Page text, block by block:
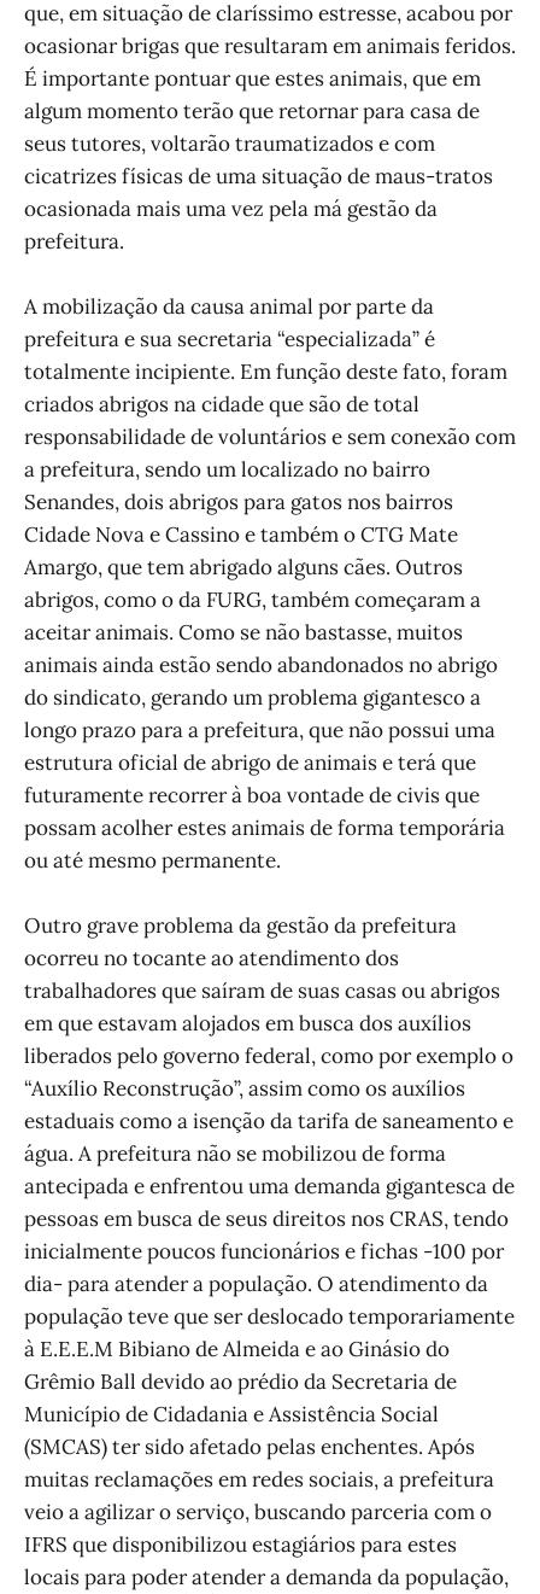
que, em situação de claríssimo estresse, acabou por
ocasionar brigas que resultaram em animais feridos.
É importante pontuar que estes animais, que em
algum momento terão que retornar para casa de
seus tutores, voltarão traumatizados e com
cicatrizes físicas de uma situação de maus-tratos
ocasionada mais uma vez pela má gestão da
prefeitura.
A mobilização da causa animal por parte da
prefeitura e sua secretaria “especializada” é
totalmente incipiente. Em função deste fato, foram
criados abrigos na cidade que são de total
responsabilidade de voluntários e sem conexão com
a prefeitura, sendo um localizado no bairro
Senandes, dois abrigos para gatos nos bairros
Cidade Nova e Cassino e também o CTG Mate
Amargo, que tem abrigado alguns cães. Outros
abrigos, como o da FURG, também começaram a
aceitar animais. Como se não bastasse, muitos
animais ainda estão sendo abandonados no abrigo
do sindicato, gerando um problema gigantesco a
longo prazo para a prefeitura, que não possui uma
estrutura oficial de abrigo de animais e terá que
futuramente recorrer à boa vontade de civis que
possam acolher estes animais de forma temporária
ou até mesmo permanente.
Outro grave problema da gestão da prefeitura
ocorreu no tocante ao atendimento dos
trabalhadores que saíram de suas casas ou abrigos
em que estavam alojados em busca dos auxílios
liberados pelo governo federal, como por exemplo o
“Auxílio Reconstrução”, assim como os auxílios
estaduais como a isenção da tarifa de saneamento e
água. A prefeitura não se mobilizou de forma
antecipada e enfrentou uma demanda gigantesca de
pessoas em busca de seus direitos nos CRAS, tendo
inicialmente poucos funcionários e fichas -100 por
dia- para atender a população. O atendimento da
população teve que ser deslocado temporariamente
à E.E.E.M Bibiano de Almeida e ao Ginásio do
Grêmio Ball devido ao prédio da Secretaria de
Município de Cidadania e Assistência Social
(SMCAS) ter sido afetado pelas enchentes. Após
muitas reclamações em redes sociais, a prefeitura
veio a agilizar o serviço, buscando parceria com o
IFRS que disponibilizou estagiários para estes
locais para poder atender a demanda da população,